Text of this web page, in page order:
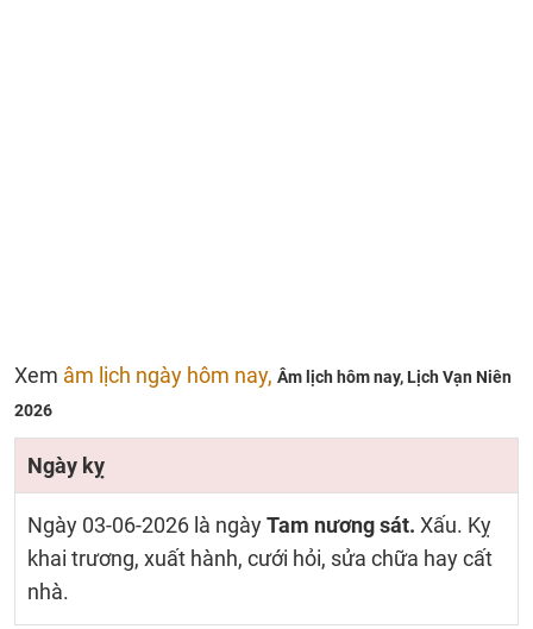
Xem âm lịch ngày hôm nay, Âm lịch hôm nay, Lịch Vạn Niên
2026
Ngày kỵ
Ngày 03-06-2026 là ngàyTam nương sát. Xấu. Kỵ
khai trương, xuất hành, cưới hỏi, sửa chữa hay cất
nhà.